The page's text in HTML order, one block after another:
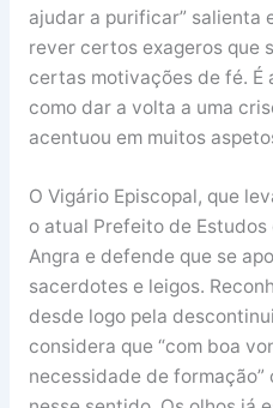
ajudar a purificar” salienta
rever certos exageros que
certas motivações de fé. É
como dar a volta a uma
acentuou em muitos
O Vigário Episcopal, que
o atual Prefeito de
Angra e defende que se
sacerdotes e leigos.
desde logo pela
considera que “com boa
necessidade de